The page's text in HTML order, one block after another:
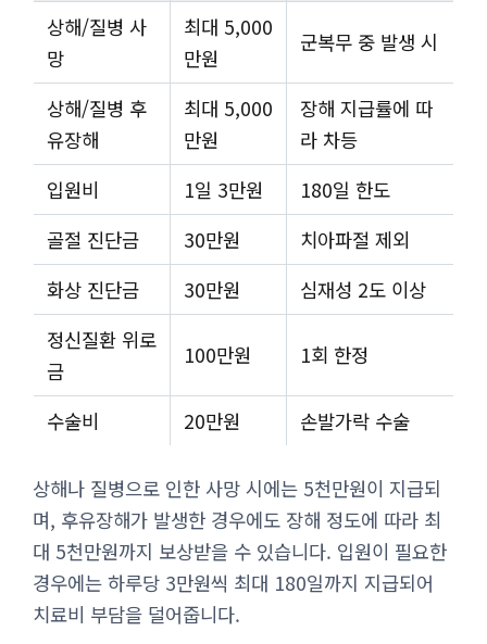
상해/질병 사
망
최대 5,000
만원
군복무 중 발생 시
상해/질병 후
유장해
최대 5,000
만원
장해 지급률에 따
라 차등
입원비
1일 3만원
180일 한도
골절 진단금
30만원
치아파절 제외
화상 진단금
30만원
심재성 2도 이상
정신질환 위로
금
100만원 1회 한정
수술비 20만원 손발가락 수술
상해나 질병으로 인한 사망 시에는 5천만원이 지급되
며, 후유장해가 발생한 경우에도 장해 정도에 따라 최
대 5천만원까지 보상받을 수 있습니다. 입원이 필요한
경우에는 하루당 3만원씩 최대 180일까지 지급되어
치료비 부담을 덜어줍니다.